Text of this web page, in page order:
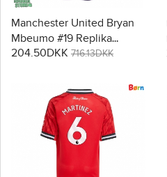
Manchester United Bryan
Mbeumo #19 Replika
Babytøj Udebanesæt Børn
204.50DKK 716.13DKK